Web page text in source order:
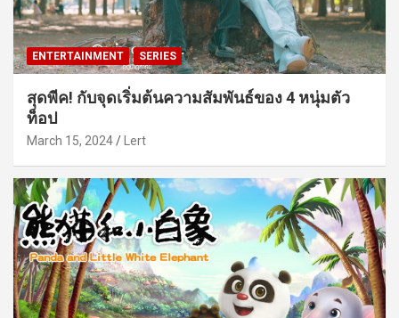
ENTERTAINMENT SERIES
สุดพีค! กับจุดเริ่มต้นความสัมพันธ์ของ 4 หนุ่มตัว
ท็อป
March 15, 2024 Lert